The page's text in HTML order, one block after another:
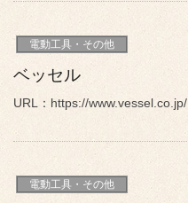
電動工具・その他
ベッセル
URL：https://www.vessel.co.jp/
電動工具・その他